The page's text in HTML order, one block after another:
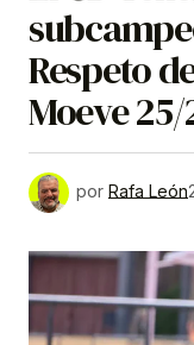
Respeto
Moeve
por Rafa León